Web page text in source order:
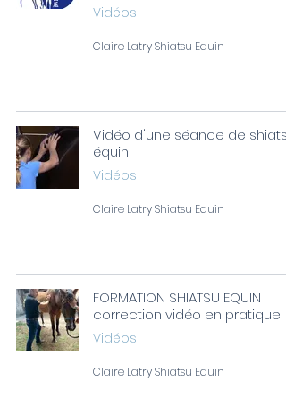
Vidéos
Claire Latry Shiatsu Equin
Vidéo d'une séance de shiatsu
équin
Vidéos
Claire Latry Shiatsu Equin
FORMATION SHIATSU EQUIN :
correction vidéo en pratique
Vidéos
Claire Latry Shiatsu Equin